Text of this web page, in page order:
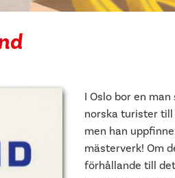
I Oslo bor en
norska turister till
men han
mästerverk! Om
förhållande till